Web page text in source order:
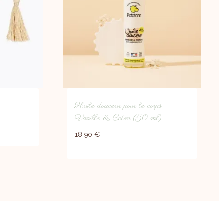
Huile douceur pour le corps
Vanille & Coton (50 ml)
18,90 €